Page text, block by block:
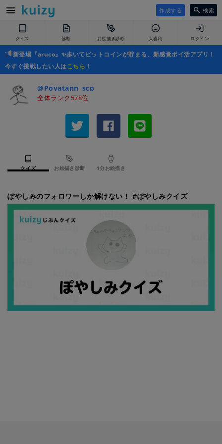
作成する 検索
クイズ 診断 お絵描き診断 大喜利 ログイン
新登場『aruco』✨歩いてビットコインが貯まる、新感覚ポイ活アプリ！
今すぐ挑戦したい人はこちら ！
@Poyatann_scp
全体ランク578位
クイズ お絵描き診断 1分お絵描き
ぽやしみのフォロワーしか解けない！ #ぽやしみクイズ